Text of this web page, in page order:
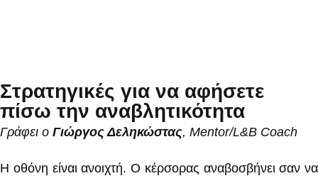
Στρατηγικές για να αφήσετε
πίσω την αναβλητικότητα
Γράφει ο Γιώργος Δεληκώστας, Mentor/L&B Coach
Η οθόνη είναι ανοιχτή. Ο κέρσορας αναβοσβήνει σαν να